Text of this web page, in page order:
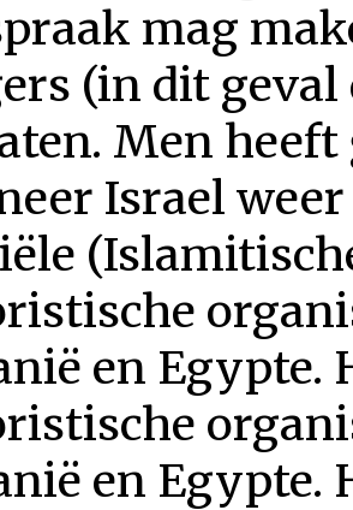
mag
(in dit
Men
Israel
en Egypte.
en Egypte.